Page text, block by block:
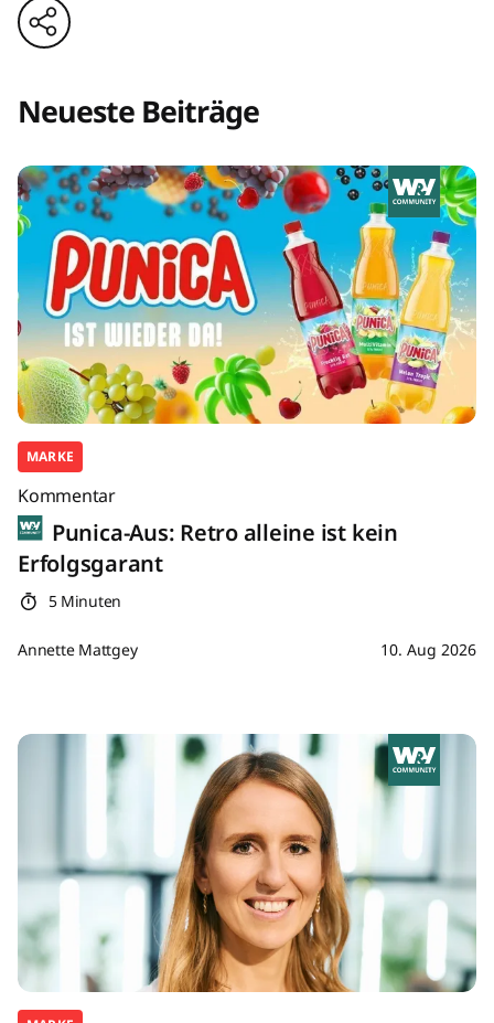
Neueste Beiträge
MARKE
Kommentar
Punica-Aus: Retro alleine ist kein
Erfolgsgarant
5 Minuten
Annette Mattgey 10. Aug 2026